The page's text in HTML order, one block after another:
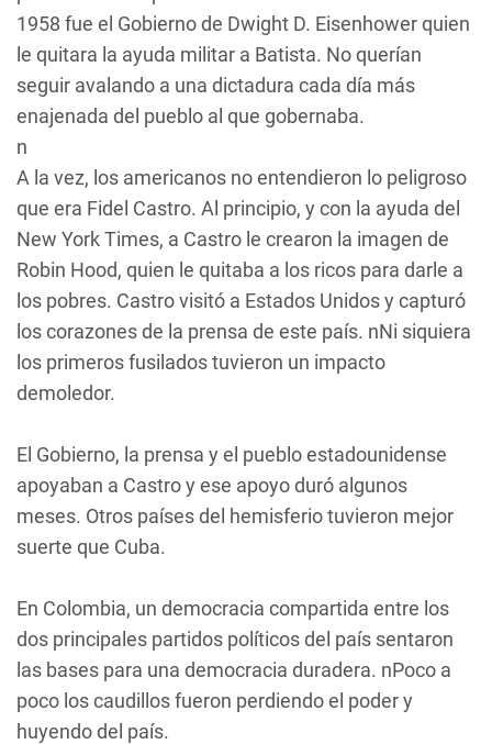
1958 fue el Gobierno de Dwight D. Eisenhower quien
le quitara la ayuda militar a Batista. No querían
seguir avalando a una dictadura cada día más
enajenada del pueblo al que gobernaba.
n
A la vez, los americanos no entendieron lo peligroso
que era Fidel Castro. Al principio, y con la ayuda del
New York Times, a Castro le crearon la imagen de
Robin Hood, quien le quitaba a los ricos para darle a
los pobres. Castro visitó a Estados Unidos y capturó
los corazones de la prensa de este país. nNi siquiera
los primeros fusilados tuvieron un impacto
demoledor.
El Gobierno, la prensa y el pueblo estadounidense
apoyaban a Castro y ese apoyo duró algunos
meses. Otros países del hemisferio tuvieron mejor
suerte que Cuba.
En Colombia, un democracia compartida entre los
dos principales partidos políticos del país sentaron
las bases para una democracia duradera. nPoco a
poco los caudillos fueron perdiendo el poder y
huyendo del país.